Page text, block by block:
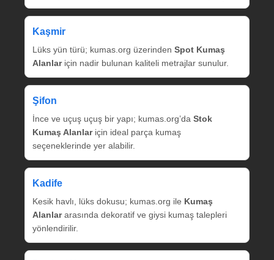
Kaşmir
Lüks yün türü; kumas.org üzerinden Spot Kumaş
Alanlariçin nadir bulunan kaliteli metrajlar sunulur.
Şifon
İnce ve uçuş uçuş bir yapı; kumas.org’da Stok
Kumaş Alanlariçin ideal parça kumaş
seçeneklerinde yer alabilir.
Kadife
Kesik havlı, lüks dokusu; kumas.org ile Kumaş
Alanlararasında dekoratif ve giysi kumaş talepleri
yönlendirilir.